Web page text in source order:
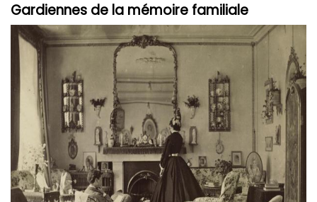
Gardiennes de la mémoire familiale